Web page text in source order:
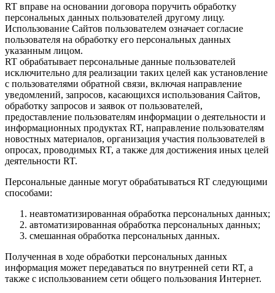
RT вправе на основании договора поручить обработку
персональных данных пользователей другому лицу.
Использование Сайтов пользователем означает согласие
пользователя на обработку его персональных данных
указанным лицом.
RT обрабатывает персональные данные пользователей
исключительно для реализации таких целей как установление
с пользователями обратной связи, включая направление
уведомлений, запросов, касающихся использования Сайтов,
обработку запросов и заявок от пользователей,
предоставление пользователям информации о деятельности и
информационных продуктах RT, направление пользователям
новостных материалов, организация участия пользователей в
опросах, проводимых RT, а также для достижения иных целей
деятельности RT.
Персональные данные могут обрабатываться RT следующими
способами:
неавтоматизированная обработка персональных данных;
автоматизированная обработка персональных данных;
смешанная обработка персональных данных.
Полученная в ходе обработки персональных данных
информация может передаваться по внутренней сети RT, а
также с использованием сети общего пользования Интернет.